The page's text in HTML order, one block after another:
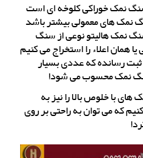
نمک خوراکی کلوخه ‌ای است
نمک های معمولی بیشتر باشد
نمک هالیتو نوعی از سنگ
همان اعلاء را استخراج می کنیم
را به ثبت رسانده که عددی بسیار
نمک محسوب می شود!
های با خلوص بالا را نیز به
که می توان به راحتی بر روی